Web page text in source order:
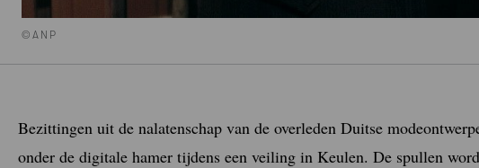
©ANP
Bezittingen uit de nalatenschap van de overleden Duitse
onder de digitale hamer tijdens een veiling in Keulen. De spullen